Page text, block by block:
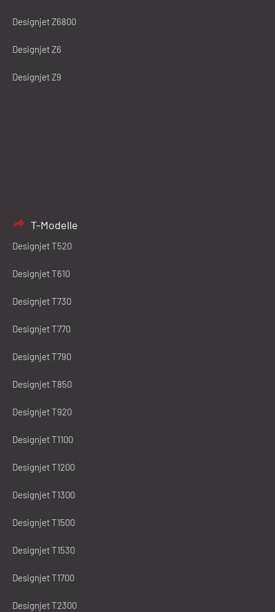
Designjet Z6800
Designjet Z6
Designjet Z9
T-Modelle
Designjet T520
Designjet T610
Designjet T730
Designjet T770
Designjet T790
Designjet T850
Designjet T920
Designjet T1100
Designjet T1200
Designjet T1300
Designjet T1500
Designjet T1530
Designjet T1700
Designjet T2300